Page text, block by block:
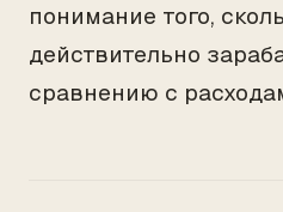
понимание того,
действительно
сравнению с